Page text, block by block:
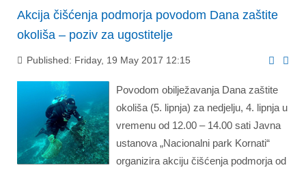
Akcija čišćenja podmorja povodom Dana zaštite
okoliša – poziv za ugostitelje
Published: Friday, 19 May 2017 12:15
Povodom obilježavanja Dana zaštite
okoliša (5. lipnja) za nedjelju, 4. lipnja u
vremenu od 12.00 – 14.00 sati Javna
ustanova „Nacionalni park Kornati“
organizira akciju čišćenja podmorja od